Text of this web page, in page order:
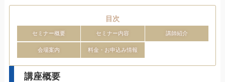
目次
セミナー概要 セミナー内容 講師紹介
会場案内 料金・お申込み情報
講座概要